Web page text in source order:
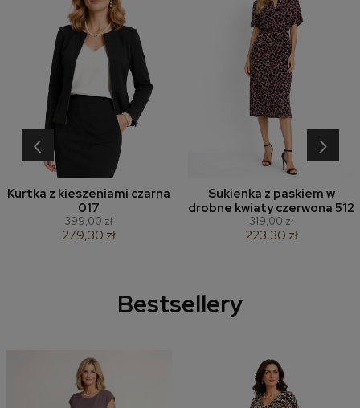
Kurtka z kieszeniami czarna
017
399,00 zł
279,30 zł
Sukienka z paskiem w
drobne kwiaty czerwona 512
319,00 zł
223,30 zł
‹ ›
Bestsellery